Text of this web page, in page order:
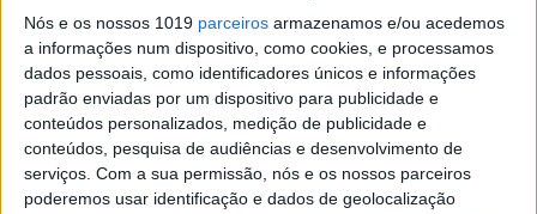
Nós e os nossos 1019 parceiros armazenamos e/ou acedemos
a informações num dispositivo, como cookies, e processamos
dados pessoais, como identificadores únicos e informações
padrão enviadas por um dispositivo para publicidade e
conteúdos personalizados, medição de publicidade e
conteúdos, pesquisa de audiências e desenvolvimento de
serviços. Com a sua permissão, nós e os nossos parceiros
poderemos usar identificação e dados de geolocalização
DÁ QUE FALAR
Conheça a cantora Jüra: Saiba como está a
nascer uma nova estrela da música nacional